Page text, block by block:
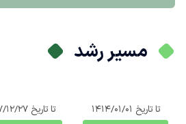
مسیر رشد
تا تاریخ تا تاریخ